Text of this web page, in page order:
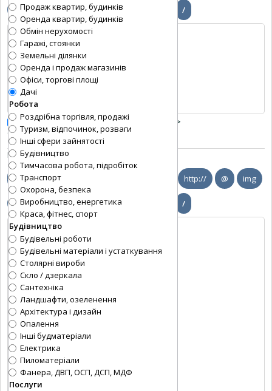
Продаж квартир, будинків
Оренда квартир, будинків
Обмін нерухомості
Гаражі, стоянки
Земельні ділянки
Оренда і продаж магазинів
Офіси, торгові площі
Дачі
Робота
Роздрібна торгівля, продажі
Туризм, відпочинок, розваги
Інші сфери зайнятості
Будівництво
Тимчасова робота, підробіток
Транспорт
Охорона, безпека
Виробництво, енергетика
Краса, фітнес, спорт
Будівництво
Будівельні роботи
Будівельні матеріали і устаткування
Столярні вироби
Скло / дзеркала
Сантехніка
Ландшафти, озеленення
Архітектура і дизайн
Опалення
Інші будматеріали
Електрика
Пиломатеріали
Фанера, ДВП, ОСП, ДСП, МДФ
Послуги
Заміняти переведення рядків тегом
<BR>
Слів:0, Символів:0/0
Повний опис матеріалу